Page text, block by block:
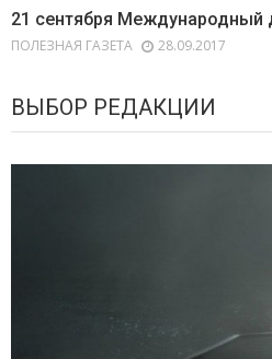
21 сентября Международный
ПОЛЕЗНАЯ ГАЗЕТА 28.09.2017
ВЫБОР РЕДАКЦИИ